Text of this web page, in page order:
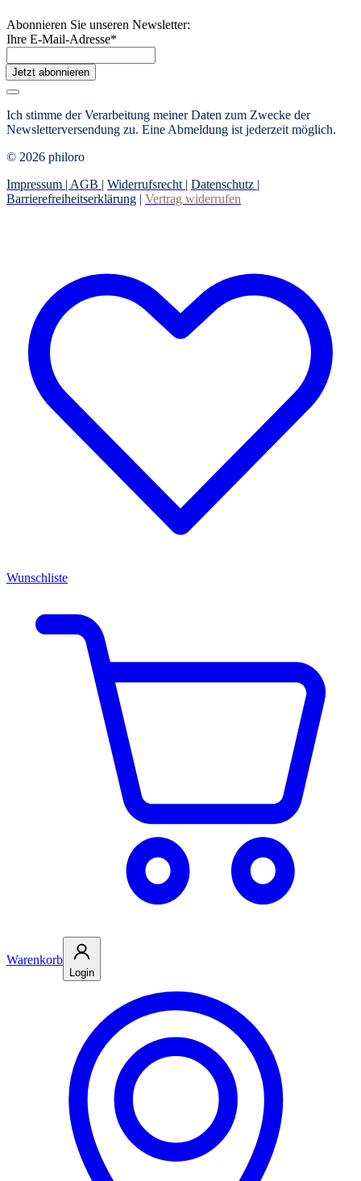
Abonnieren Sie unseren Newsletter:
Ihre E-Mail-Adresse*
Jetzt abonnieren
Ich stimme der Verarbeitung meiner Daten zum Zwecke der
Newsletterversendung zu. Eine Abmeldung ist jederzeit möglich.
© 2026 philoro
Impressum | AGB | Widerrufsrecht | Datenschutz |
Barrierefreiheitserklärung | Vertrag widerrufen
Wunschliste
Warenkorb
Login